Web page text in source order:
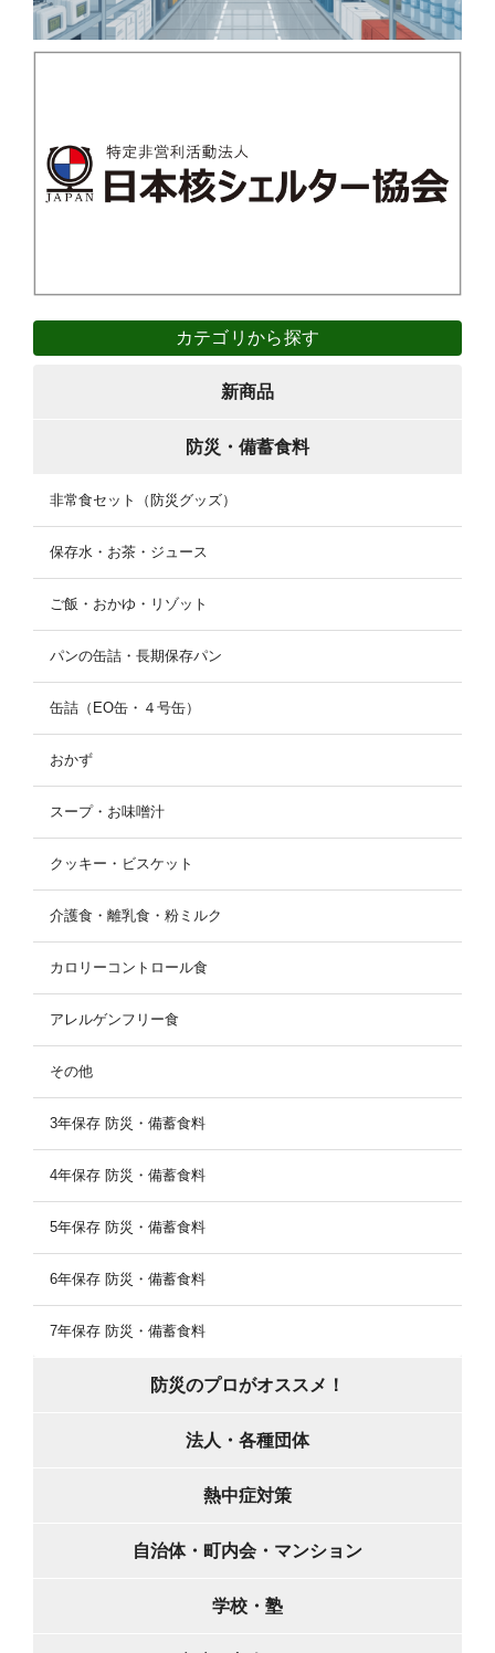
カテゴリから探す
新商品
防災・備蓄食料
非常食セット（防災グッズ）
保存水・お茶・ジュース
ご飯・おかゆ・リゾット
パンの缶詰・長期保存パン
缶詰（EO缶・４号缶）
おかず
スープ・お味噌汁
クッキー・ビスケット
介護食・離乳食・粉ミルク
カロリーコントロール食
アレルゲンフリー食
その他
3年保存 防災・備蓄食料
4年保存 防災・備蓄食料
5年保存 防災・備蓄食料
6年保存 防災・備蓄食料
7年保存 防災・備蓄食料
防災のプロがオススメ！
法人・各種団体
熱中症対策
自治体・町内会・マンション
学校・塾